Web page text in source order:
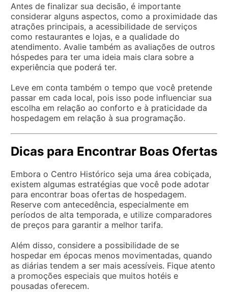
Antes de finalizar sua decisão, é importante
considerar alguns aspectos, como a proximidade das
atrações principais, a acessibilidade de serviços
como restaurantes e lojas, e a qualidade do
atendimento. Avalie também as avaliações de outros
hóspedes para ter uma ideia mais clara sobre a
experiência que poderá ter.
Leve em conta também o tempo que você pretende
passar em cada local, pois isso pode influenciar sua
escolha em relação ao conforto e à praticidade da
hospedagem em relação à sua programação.
Dicas para Encontrar Boas Ofertas
Embora o Centro Histórico seja uma área cobiçada,
existem algumas estratégias que você pode adotar
para encontrar boas ofertas de hospedagem.
Reserve com antecedência, especialmente em
períodos de alta temporada, e utilize comparadores
de preços para garantir a melhor tarifa.
Além disso, considere a possibilidade de se
hospedar em épocas menos movimentadas, quando
as diárias tendem a ser mais acessíveis. Fique atento
a promoções especiais que muitos hotéis e
pousadas oferecem.